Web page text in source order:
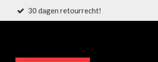
30 dagen retourrecht!